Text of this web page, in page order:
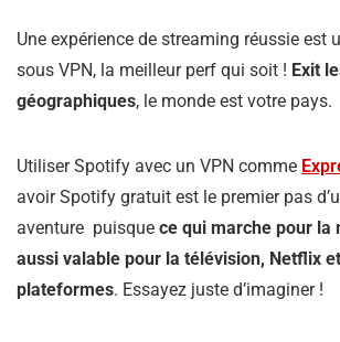
Une expérience de streaming réussie est
sous VPN, la meilleur perf qui soit ! Exit
géographiques, le monde est votre pays.
Utiliser Spotify avec un VPN comme
avoir Spotify gratuit est le premier pas
aventure puisque ce qui marche pour la
aussi valable pour la télévision, Netflix
plateformes. Essayez juste d’imaginer !